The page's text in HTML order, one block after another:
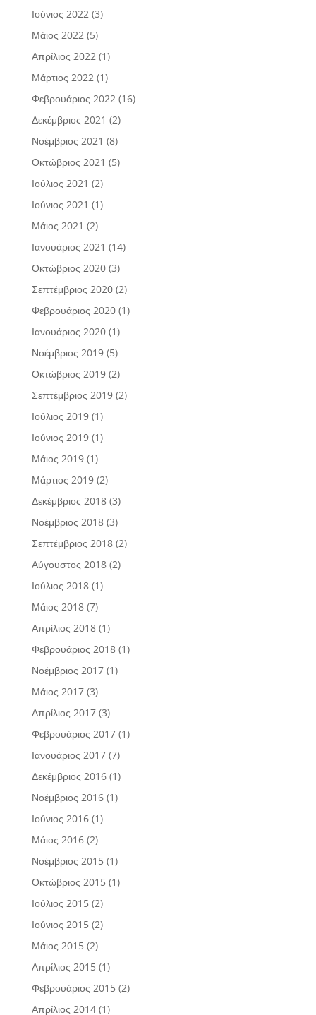
Ιούνιος 2022(3)
Μάιος 2022(5)
Απρίλιος 2022(1)
Μάρτιος 2022(1)
Φεβρουάριος 2022(16)
Δεκέμβριος 2021 (2)
Νοέμβριος 2021 (8)
Οκτώβριος 2021 (5)
Ιούλιος 2021 (2)
Ιούνιος 2021 (1)
Μάιος 2021 (2)
Ιανουάριος 2021 (14)
Οκτώβριος 2020(3)
Σεπτέμβριος 2020(2)
Φεβρουάριος 2020(1)
Ιανουάριος 2020(1)
Νοέμβριος 2019(5)
Οκτώβριος 2019(2)
Σεπτέμβριος 2019(2)
Ιούλιος 2019(1)
Ιούνιος 2019(1)
Μάιος 2019(1)
Μάρτιος 2019(2)
Δεκέμβριος 2018(3)
Νοέμβριος 2018(3)
Σεπτέμβριος 2018(2)
Αύγουστος 2018(2)
Ιούλιος 2018(1)
Μάιος 2018(7)
Απρίλιος 2018(1)
Φεβρουάριος 2018(1)
Νοέμβριος 2017(1)
Μάιος 2017(3)
Απρίλιος 2017(3)
Φεβρουάριος 2017(1)
Ιανουάριος 2017(7)
Δεκέμβριος 2016(1)
Νοέμβριος 2016(1)
Ιούνιος 2016(1)
Μάιος 2016(2)
Νοέμβριος 2015(1)
Οκτώβριος 2015(1)
Ιούλιος 2015(2)
Ιούνιος 2015(2)
Μάιος 2015(2)
Απρίλιος 2015(1)
Φεβρουάριος 2015(2)
Απρίλιος 2014(1)